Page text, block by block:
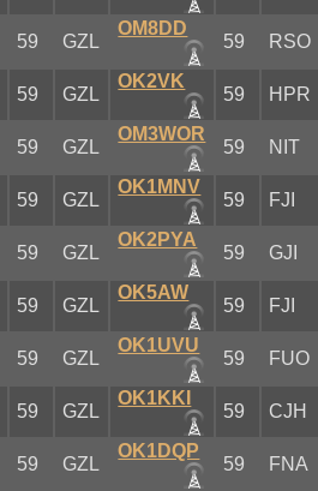
59 GZL
OM8DD
59 RSO
59 GZL
OK2VK
59 HPR
59 GZL
OM3WOR
59 NIT
59 GZL
OK1MNV
59 FJI
59 GZL
OK2PYA
59 GJI
59 GZL
OK5AW
59 FJI
59 GZL
OK1UVU
59 FUO
59 GZL
OK1KKI
59 CJH
59 GZL
OK1DQP
59 FNA